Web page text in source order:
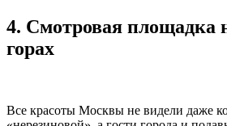
4. Смотровая площадка
горах
Все красоты Москвы не видели даже